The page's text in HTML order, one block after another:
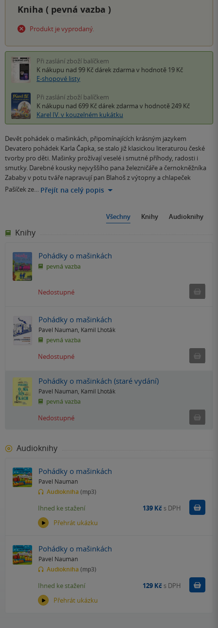
Kniha ( pevná vazba )
Produkt je vyprodaný.
Při zaslání zboží balíčkem
K nákupu nad 99 Kč dárek zdarma v hodnotě 19 Kč
E-shopové listy
Při zaslání zboží balíčkem
K nákupu nad 699 Kč dárek zdarma v hodnotě 249 Kč
Karel IV. v kouzelném kukátku
Devět pohádek o mašinkách, připomínajících krásným jazykem
Devatero pohádek Karla Čapka, se stalo již klasickou literaturou české
tvorby pro děti. Mašinky prožívají veselé i smutné příhody, radosti i
smutky. Darebné kousky nejvyššího pana železničáře a černokněžníka
Zababy v potu tváře napravují pan Blahoš z výtopny a chlapeček
Pašíček ze… Přejít na celý popis
Všechny Knihy Audioknihy
Knihy
Pohádky o mašinkách
pevná vazba
Nedostupné
Pohádky o mašinkách
Pavel Nauman Kamil Lhoták
pevná vazba
Nedostupné
Pohádky o mašinkách (staré vydání)
Pavel Nauman Kamil Lhoták
pevná vazba
Nedostupné
Audioknihy
Pohádky o mašinkách
Pavel Nauman
Audiokniha (mp3)
Přehrát ukázku
Ihned ke stažení 139 Kč s DPH Koupit
Pohádky o mašinkách
Pavel Nauman
Audiokniha (mp3)
Přehrát ukázku
Ihned ke stažení 129 Kč s DPH Koupit